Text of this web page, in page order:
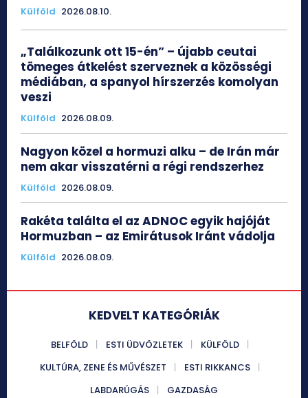
Külföld 2026.08.10.
„Találkozunk ott 15-én” – újabb ceutai
tömeges átkelést szerveznek a közösségi
médiában, a spanyol hírszerzés komolyan
veszi
Külföld 2026.08.09.
Nagyon közel a hormuzi alku – de Irán már
nem akar visszatérni a régi rendszerhez
Külföld 2026.08.09.
Rakéta találta el az ADNOC egyik hajóját
Hormuzban – az Emirátusok Iránt vádolja
Külföld 2026.08.09.
KEDVELT KATEGÓRIÁK
BELFÖLD ESTI ÜDVÖZLETEK
KÜLFÖLD
KULTÚRA, ZENE ÉS MŰVÉSZET
ESTI RIKKANCS
LABDARÚGÁS
GAZDASÁG